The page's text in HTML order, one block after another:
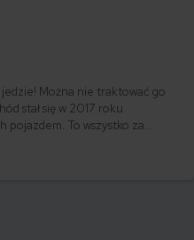
Można nie traktować go
stał się w 2017 roku
pojazdem. To wszystko za
największa reklama tego